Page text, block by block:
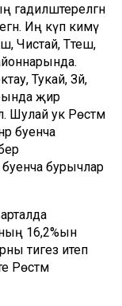
Иң күп кимү
Чистай, Тәтеш,
Тукай, Зәй,
җир
Шулай ук Рөстәм
буенча
буенча бурычлар
16,2%ын
тигез итеп
Рөстәм